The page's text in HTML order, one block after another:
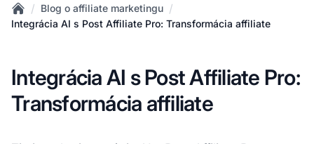
Home
/ Blog o affiliate marketingu /
Integrácia AI s Post Affiliate Pro: Transformácia affiliate
Integrácia AI s Post Affiliate Pro:
Transformácia affiliate